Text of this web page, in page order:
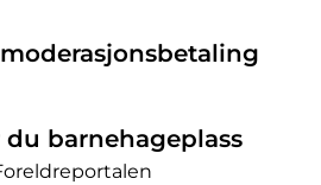
du barnehageplass